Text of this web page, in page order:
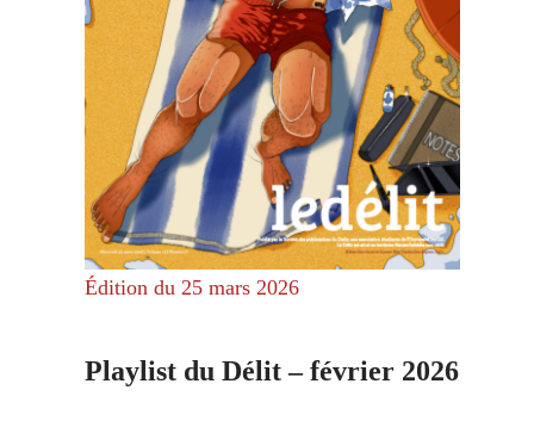
Édition du 25 mars 2026
Playlist du Délit – février 2026